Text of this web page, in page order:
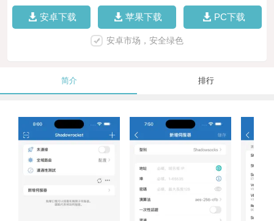
安卓下载 苹果下载 PC下载
安卓市场，安全绿色
简介 排行